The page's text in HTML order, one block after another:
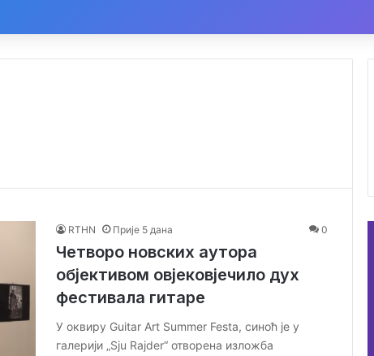
RTHN Прије 5 дана 0
Четворо новских аутора
објективом овјековјечило дух
фестивала гитаре
У оквиру Guitar Art Summer Festa, синоћ је у
галерији „Sju Rajder“ отворена изложба